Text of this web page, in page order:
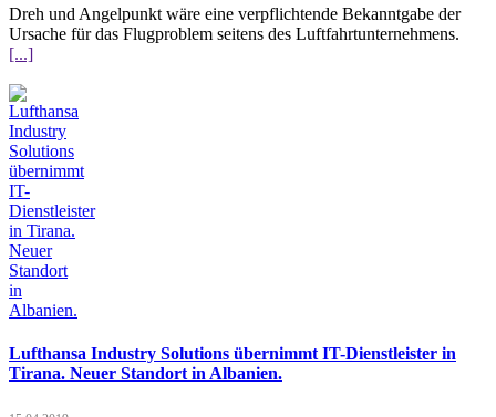
Dreh und Angelpunkt wäre eine verpflichtende Bekanntgabe der
Ursache für das Flugproblem seitens des Luftfahrtunternehmens.
[...]
Lufthansa Industry Solutions übernimmt IT-Dienstleister in
Tirana. Neuer Standort in Albanien.